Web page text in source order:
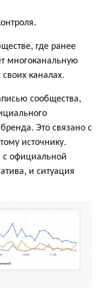
где ранее
многоканальную
каналах.
сообщества,
Это связано с
источнику.
официальной
и ситуация